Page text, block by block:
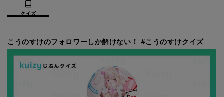
クイズ
こうのすけのフォロワーしか解けない！ #こうのすけクイズ